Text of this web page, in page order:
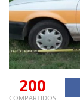
200
COMPARTIDOS